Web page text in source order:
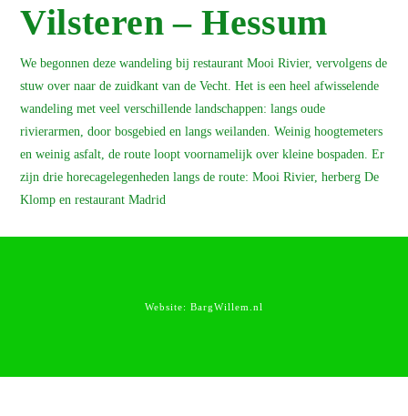
Vilsteren – Hessum
We begonnen deze wandeling bij restaurant Mooi Rivier, vervolgens de
stuw over naar de zuidkant van de Vecht. Het is een heel afwisselende
wandeling met veel verschillende landschappen: langs oude
rivierarmen, door bosgebied en langs weilanden. Weinig hoogtemeters
en weinig asfalt, de route loopt voornamelijk over kleine bospaden. Er
zijn drie horecagelegenheden langs de route: Mooi Rivier, herberg De
Klomp en restaurant Madrid
Website: BargWillem.nl